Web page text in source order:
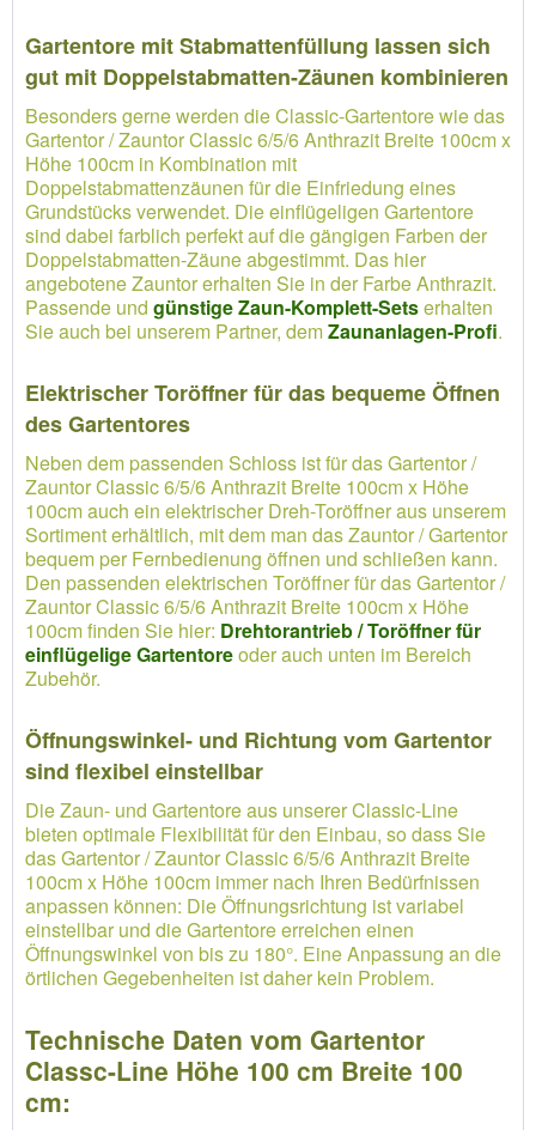
Gartentore mit Stabmattenfüllung lassen sich
gut mit Doppelstabmatten-Zäunen kombinieren
Besonders gerne werden die Classic-Gartentore wie das
Gartentor / Zauntor Classic 6/5/6 Anthrazit Breite 100cm x
Höhe 100cm in Kombination mit
Doppelstabmattenzäunen für die Einfriedung eines
Grundstücks verwendet. Die einflügeligen Gartentore
sind dabei farblich perfekt auf die gängigen Farben der
Doppelstabmatten-Zäune abgestimmt. Das hier
angebotene Zauntor erhalten Sie in der Farbe Anthrazit.
Passende und günstige Zaun-Komplett-Setserhalten
Sie auch bei unserem Partner, demZaunanlagen-Profi.
Elektrischer Toröffner für das bequeme Öffnen
des Gartentores
Neben dem passenden Schloss ist für das Gartentor /
Zauntor Classic 6/5/6 Anthrazit Breite 100cm x Höhe
100cm auch ein elektrischer Dreh-Toröffner aus unserem
Sortiment erhältlich, mit dem man das Zauntor / Gartentor
bequem per Fernbedienung öffnen und schließen kann.
Den passenden elektrischen Toröffner für das Gartentor /
Zauntor Classic 6/5/6 Anthrazit Breite 100cm x Höhe
100cm finden Sie hier: Drehtorantrieb / Toröffner für
einflügelige Gartentoreoder auch unten im Bereich
Zubehör.
Öffnungswinkel- und Richtung vom Gartentor
sind flexibel einstellbar
Die Zaun- und Gartentore aus unserer Classic-Line
bieten optimale Flexibilität für den Einbau, so dass Sie
das Gartentor / Zauntor Classic 6/5/6 Anthrazit Breite
100cm x Höhe 100cm immer nach Ihren Bedürfnissen
anpassen können: Die Öffnungsrichtung ist variabel
einstellbar und die Gartentore erreichen einen
Öffnungswinkel von bis zu 180°. Eine Anpassung an die
örtlichen Gegebenheiten ist daher kein Problem.
Technische Daten vom Gartentor
Classc-Line Höhe 100 cm Breite 100
cm: